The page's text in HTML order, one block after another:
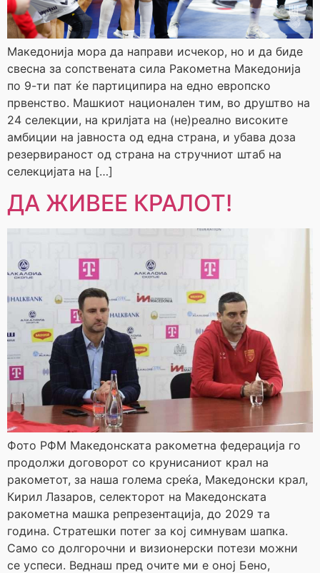
Македонија мора да направи исчекор, но и да биде
свесна за сопствената сила Ракометна Македонија
по 9-ти пат ќе партиципира на едно европско
првенство. Машкиот национален тим, во друштво на
24 селекции, на крилјата на (не)реално високите
амбиции на јавноста од една страна, и убава доза
резервираност од страна на стручниот штаб на
селекцијата на […]
ДА ЖИВЕЕ КРАЛОТ!
Фото РФМ Македонската ракометна федерација го
продолжи договорот со крунисаниот крал на
ракометот, за наша голема среќа, Македонски крал,
Кирил Лазаров, селекторот на Македонската
ракометна машка репрезентација, до 2029 та
година. Стратешки потег за кој симнувам шапка.
Само со долгорочни и визионерски потези можни
се успеси. Веднаш пред очите ми е оној Бено,